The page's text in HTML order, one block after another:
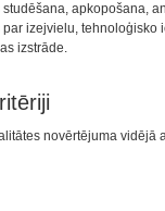
apkopošana,
izejvielu,
izstrāde.
novērtējuma